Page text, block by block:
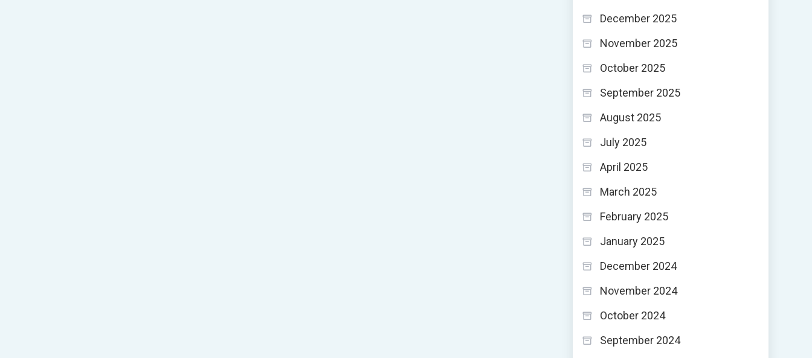
December 2025
November 2025
October 2025
September 2025
August 2025
July 2025
April 2025
March 2025
February 2025
January 2025
December 2024
November 2024
October 2024
September 2024